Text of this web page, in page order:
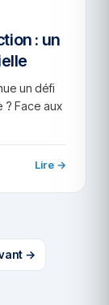
: un
un défi
Face aux
Lire →
→